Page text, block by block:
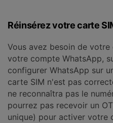
Réinsérez votre carte
Vous avez besoin de
votre compte WhatsApp,
configurer WhatsApp sur
carte SIM n'est pas
ne reconnaîtra pas le
pourrez pas recevoir un
unique) pour activer votre